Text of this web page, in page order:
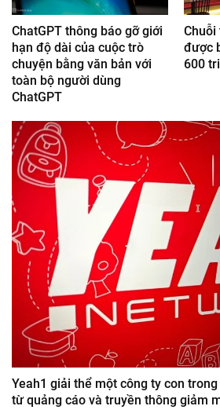
ChatGPT thông báo gỡ giới
hạn độ dài của cuộc trò
chuyện bằng văn bản với
toàn bộ người dùng
ChatGPT
Chuỗi
được
600
Yeah1 giải thể một công ty con
từ quảng cáo và truyền thông giảm